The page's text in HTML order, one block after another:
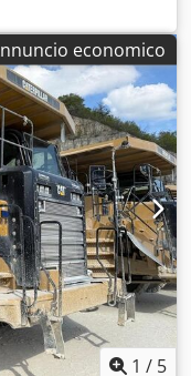
26.259 h Cabina
posteriore
60-70% rimanente
Dcsdpfxsyybt Sj An
80% rimanenti
32 t.
economico
1 / 5